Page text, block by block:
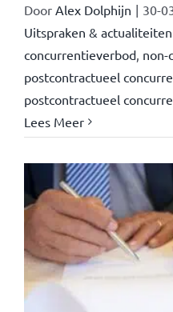
Door Alex Dolphijn | 30-
Uitspraken & actualiteiten
concurrentieverbod, non-
postcontractueel
postcontractueel
Lees Meer